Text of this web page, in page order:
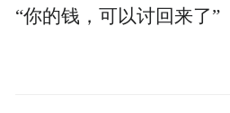
“你的钱，可以讨回来了”